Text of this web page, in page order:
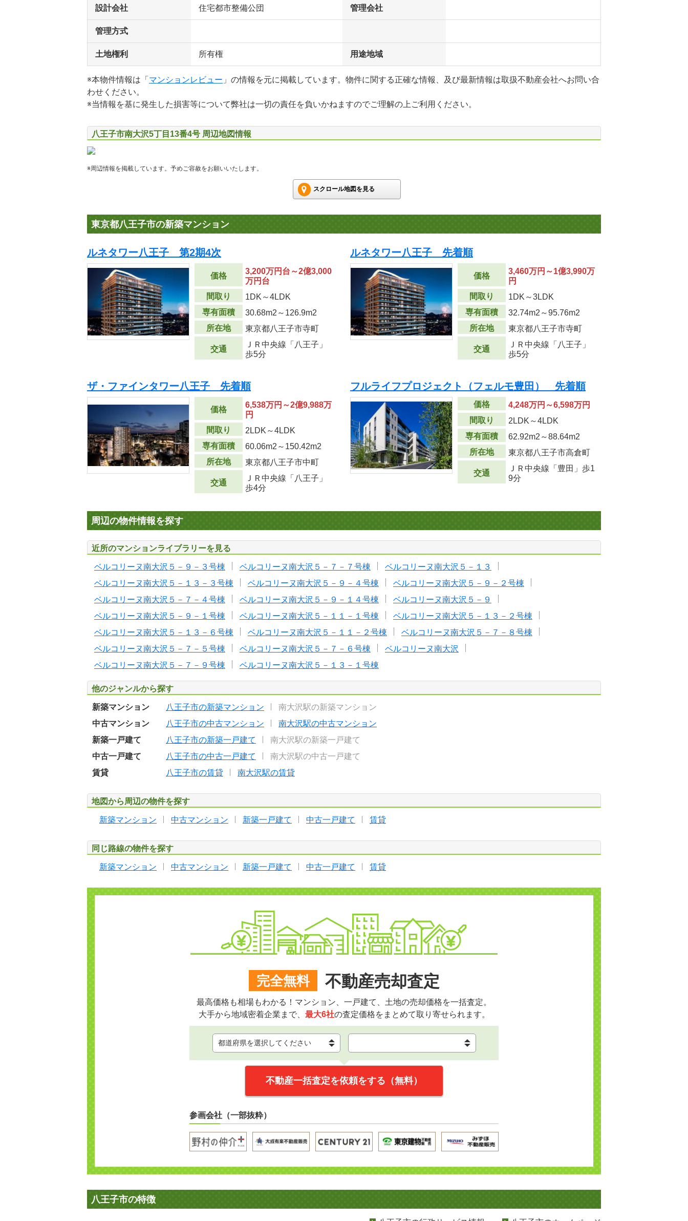
設計会社 住宅都市整備公団 管理会社
管理方式
土地権利 所有権 用途地域
※本物件情報は「 マンションレビュー 」の情報を元に掲載しています。物件に関する正確な情報、及び最新情報は取扱不動産会社へお問い合
わせください。
※当情報を基に発生した損害等について弊社は一切の責任を負いかねますのでご理解の上ご利用ください。
八王子市南大沢5丁目13番4号 周辺地図情報
※周辺情報を掲載しています。予めご容赦をお願いいたします。
スクロール地図を見る
東京都八王子市の新築マンション
ルネタワー八王子 第2期4次
価格
3,200万円台～2億3,000
万円台
間取り
1DK～4LDK
専有面積
30.68m2 ～126.9m2
所在地
東京都八王子市寺町
交通
ＪＲ中央線「八王子」
歩5分
ルネタワー八王子 先着順
価格
3,460万円～1億3,990万
円
間取り
1DK～3LDK
専有面積
32.74m2 ～95.76m2
所在地
東京都八王子市寺町
交通
ＪＲ中央線「八王子」
歩5分
ザ・ファインタワー八王子 先着順
価格
6,538万円～2億9,988万
円
間取り
2LDK～4LDK
専有面積
60.06m2 ～150.42m2
所在地
東京都八王子市中町
交通
ＪＲ中央線「八王子」
歩4分
フルライフプロジェクト（フェルモ豊田） 先着順
価格
4,248万円～6,598万円
間取り
2LDK～4LDK
専有面積
62.92m2 ～88.64m2
所在地
東京都八王子市高倉町
交通
ＪＲ中央線「豊田」歩1
9分
周辺の物件情報を探す
近所のマンションライブラリーを見る
ベルコリーヌ南大沢５－９－３号棟 ベルコリーヌ南大沢５－７－７号棟
ベルコリーヌ南大沢５－１３
ベルコリーヌ南大沢５－１３－３号棟
ベルコリーヌ南大沢５－９－４号棟
ベルコリーヌ南大沢５－９－２号棟
ベルコリーヌ南大沢５－７－４号棟
ベルコリーヌ南大沢５－９－１４号棟
ベルコリーヌ南大沢５－９
ベルコリーヌ南大沢５－９－１号棟
ベルコリーヌ南大沢５－１１－１号棟
ベルコリーヌ南大沢５－１３－２号棟
ベルコリーヌ南大沢５－１３－６号棟
ベルコリーヌ南大沢５－１１－２号棟
ベルコリーヌ南大沢５－７－８号棟
ベルコリーヌ南大沢５－７－５号棟
ベルコリーヌ南大沢５－７－６号棟
ベルコリーヌ南大沢
ベルコリーヌ南大沢５－７－９号棟
ベルコリーヌ南大沢５－１３－１号棟
他のジャンルから探す
新築マンション 八王子市の新築マンション
南大沢駅の新築マンション
中古マンション
八王子市の中古マンション
南大沢駅の中古マンション
新築一戸建て
八王子市の新築一戸建て
南大沢駅の新築一戸建て
中古一戸建て
八王子市の中古一戸建て
南大沢駅の中古一戸建て
賃貸
八王子市の賃貸 南大沢駅の賃貸
地図から周辺の物件を探す
新築マンション 中古マンション 新築一戸建て 中古一戸建て 賃貸
同じ路線の物件を探す
新築マンション 中古マンション 新築一戸建て 中古一戸建て 賃貸
完全無料 不動産売却査定
最高価格も相場もわかる！マンション、一戸建て、土地の売却価格を一括査定。
大手から地域密着企業まで、 最大6社の査定価格をまとめて取り寄せられます。
不動産一括査定を依頼をする（無料）
参画会社（一部抜粋）
八王子市の特徴